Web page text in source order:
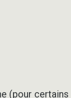
(pour certains